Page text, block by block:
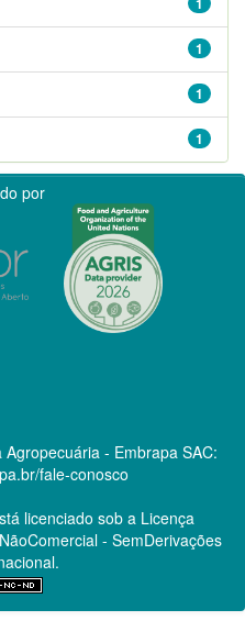
1
1
1
por
- Embrapa SAC:
fale-conosco
licenciado sob a Licença
- SemDerivações